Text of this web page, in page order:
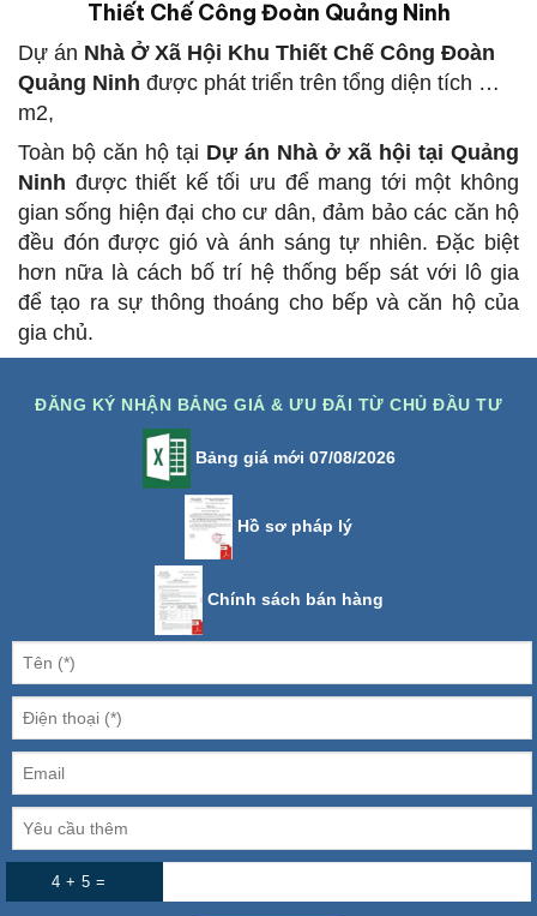
Thiết Chế Công Đoàn Quảng Ninh
Dự án Nhà Ở Xã Hội Khu Thiết Chế Công Đoàn
Quảng Ninh được phát triển trên tổng diện tích …
m2,
Toàn bộ căn hộ tại Dự án Nhà ở xã hội tại Quảng
Ninh được thiết kế tối ưu để mang tới một không
gian sống hiện đại cho cư dân, đảm bảo các căn hộ
đều đón được gió và ánh sáng tự nhiên. Đặc biệt
hơn nữa là cách bố trí hệ thống bếp sát với lô gia
để tạo ra sự thông thoáng cho bếp và căn hộ của
gia chủ.
ĐĂNG KÝ NHẬN BẢNG GIÁ & ƯU ĐÃI TỪ CHỦ ĐẦU TƯ
Bảng giá mới 07/08/2026
Hồ sơ pháp lý
Chính sách bán hàng
4 + 5 =